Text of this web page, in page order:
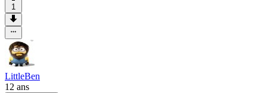
1
LittleBen
12 ans